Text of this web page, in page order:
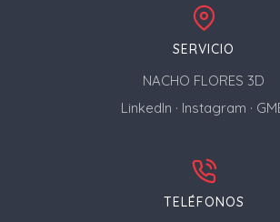
SERVICIO
NACHO FLORES 3D
LinkedIn · Instagram ·
TELÉFONOS